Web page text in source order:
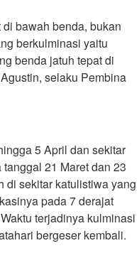
bawah benda, bukan
berkulminasi yaitu
benda jatuh tepat di
selaku Pembina
5 April dan sekitar
21 Maret dan 23
di sekitar katulistiwa yang
pada 7 derajat
terjadinya kulminasi
bergeser kembali.